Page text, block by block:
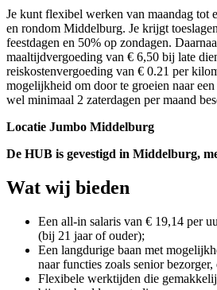
Je kunt flexibel werken van maandag tot
en rondom Middelburg. Je krijgt
feestdagen en 50% op zondagen.
maaltijdvergoeding van € 6,50 bij late
reiskostenvergoeding van € 0.21 per
mogelijkheid om door te groeien naar
wel minimaal 2 zaterdagen per maand
Locatie Jumbo Middelburg
De HUB is gevestigd in Middelburg,
Wat wij bieden
Een all-in salaris van € 19,14 per
(bij 21 jaar of ouder);
Een langdurige baan met
naar functies zoals senior
Flexibele werktijden die